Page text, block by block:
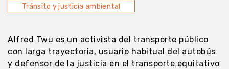
Tránsito y justicia ambiental
Alfred Twu es un activista del transporte público
con larga trayectoria, usuario habitual del autobús
y defensor de la justicia en el transporte equitativo